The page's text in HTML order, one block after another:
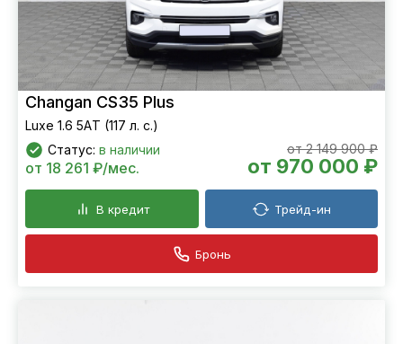
Changan CS35 Plus
Luxe 1.6 5АT (117 л. с.)
Статус: в наличии от 2 149 900 ₽
от 970 000 ₽
от 18 261 ₽/мес.
В кредит Трейд-ин
Бронь